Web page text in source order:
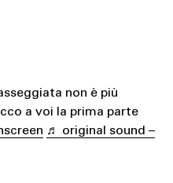
non è più
a voi la prima parte
♬ original sound –